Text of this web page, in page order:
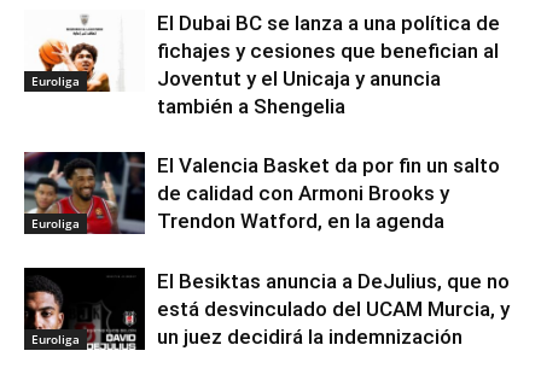
Euroliga
El Dubai BC se lanza a una política de
fichajes y cesiones que benefician al
Joventut y el Unicaja y anuncia
también a Shengelia
Euroliga
El Valencia Basket da por fin un salto
de calidad con Armoni Brooks y
Trendon Watford, en la agenda
Euroliga
El Besiktas anuncia a DeJulius, que no
está desvinculado del UCAM Murcia, y
un juez decidirá la indemnización